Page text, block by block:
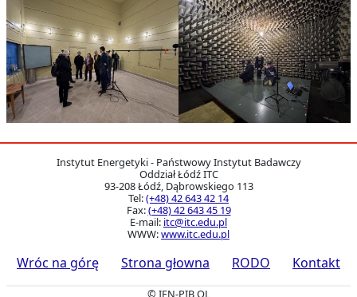
Instytut Energetyki - Państwowy Instytut Badawczy
Oddział Łódź ITC
93-208Łódź, Dąbrowskiego 113
Tel:(+48) 42 643 42 14
Fax:(+48) 42 643 45 19
E-mail: itc@itc.edu.pl
WWW:www.itc.edu.pl
Wróc na górę Strona głowna RODO Kontakt
© IEN-PIB OL